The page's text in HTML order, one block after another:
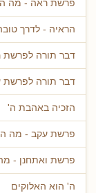
פרשת ראה - מה
הראיה - לדרך
דבר תורה לפרשת
דבר תורה לפרשת
הזכיה באהבת ה'
פרשת עקב - מה
פרשת ואתחנן -
ה' הוא האלוקים